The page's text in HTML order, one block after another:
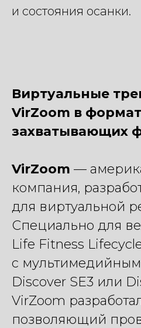
и состояния осанки.
Виртуальные
VirZoom в
захватывающих
VirZoom —
компания,
для виртуальной
Специально для
Life Fitness
с
Discover SE3 или
VirZoom
позволяющий